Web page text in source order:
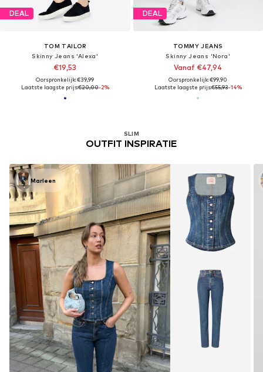
DEAL
TOM TAILOR
Skinny Jeans 'Alexa'
€19,53
Oorspronkelijk: €39,99
Laatste laagste prijs:€20,00-2%
DEAL
TOMMY JEANS
Skinny Jeans 'Nora'
Vanaf €47,94
Oorspronkelijk: €99,90
Laatste laagste prijs:€55,93-14%
SLIM
OUTFIT INSPIRATIE
Marleen